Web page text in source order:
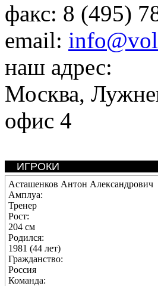
факс: 8 (495)
email:
наш адрес:
Москва,
офис 4
ИГРОКИ
Асташенков Антон Александрович
Амплуа:
Тренер
Рост:
204 см
Родился:
1981 (44 лет)
Гражданство:
Россия
Команда: